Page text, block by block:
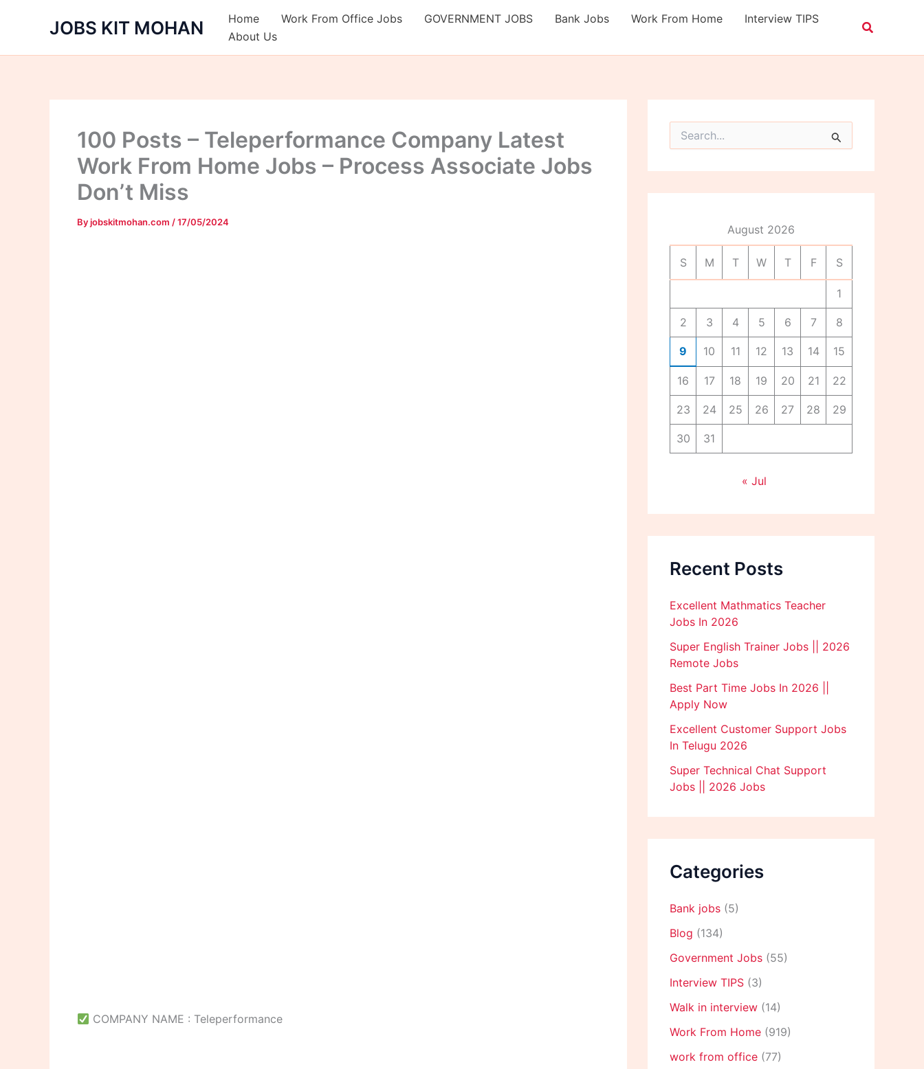
JOBS KIT MOHAN Home Work From Office Jobs GOVERNMENT JOBS Bank Jobs Work From Home
Interview TIPS
About Us
100 Posts – Teleperformance Company Latest
Work From Home Jobs – Process Associate Jobs
Don’t Miss
Byjobskitmohan.com /17/05/2024
COMPANY NAME : Teleperformance
r
h
August 2026
S M T W T F S
1
2 3 4 5 6 7 8
9 10 11 12 13 14 15
16 17 18 19 20 21 22
23 24 25 26 27 28 29
30 31
« Jul
Recent Posts
Excellent Mathmatics Teacher
Jobs In 2026
Super English Trainer Jobs || 2026
Remote Jobs
Best Part Time Jobs In 2026 ||
Apply Now
Excellent Customer Support Jobs
In Telugu 2026
Super Technical Chat Support
Jobs || 2026 Jobs
Categories
Bank jobs (5)
Blog (134)
Government Jobs (55)
Interview TIPS (3)
Walk in interview (14)
Work From Home (919)
work from office (77)